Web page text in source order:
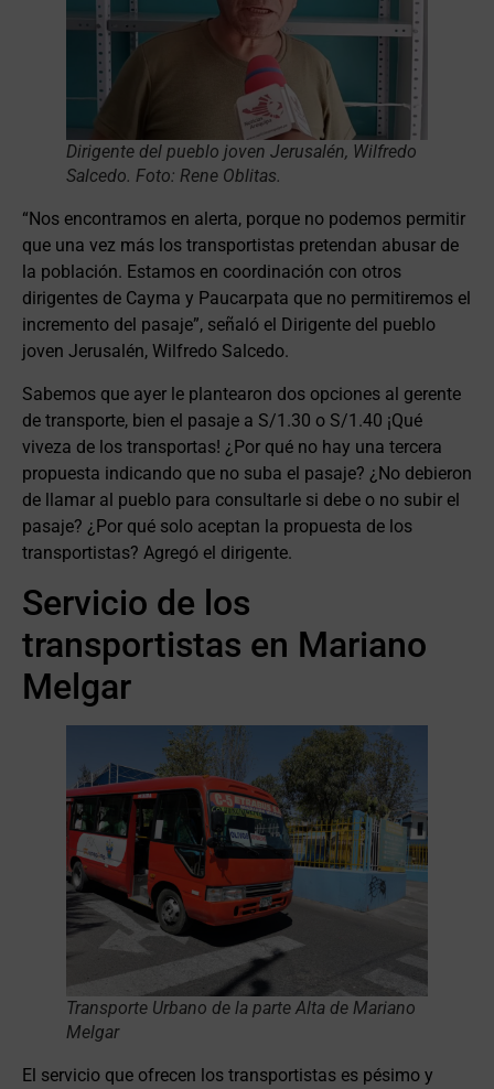
Dirigente del pueblo joven Jerusalén, Wilfredo
Salcedo. Foto: Rene Oblitas.
“Nos encontramos en alerta, porque no podemos permitir
que una vez más los transportistas pretendan abusar de
la población. Estamos en coordinación con otros
dirigentes de Cayma y Paucarpata que no permitiremos el
incremento del pasaje”, señaló el Dirigente del pueblo
joven Jerusalén, Wilfredo Salcedo.
Sabemos que ayer le plantearon dos opciones al gerente
de transporte, bien el pasaje a S/1.30 o S/1.40 ¡Qué
viveza de los transportas! ¿Por qué no hay una tercera
propuesta indicando que no suba el pasaje? ¿No debieron
de llamar al pueblo para consultarle si debe o no subir el
pasaje? ¿Por qué solo aceptan la propuesta de los
transportistas? Agregó el dirigente.
Servicio de los
transportistas en Mariano
Melgar
Transporte Urbano de la parte Alta de Mariano
Melgar
El servicio que ofrecen los transportistas es pésimo y